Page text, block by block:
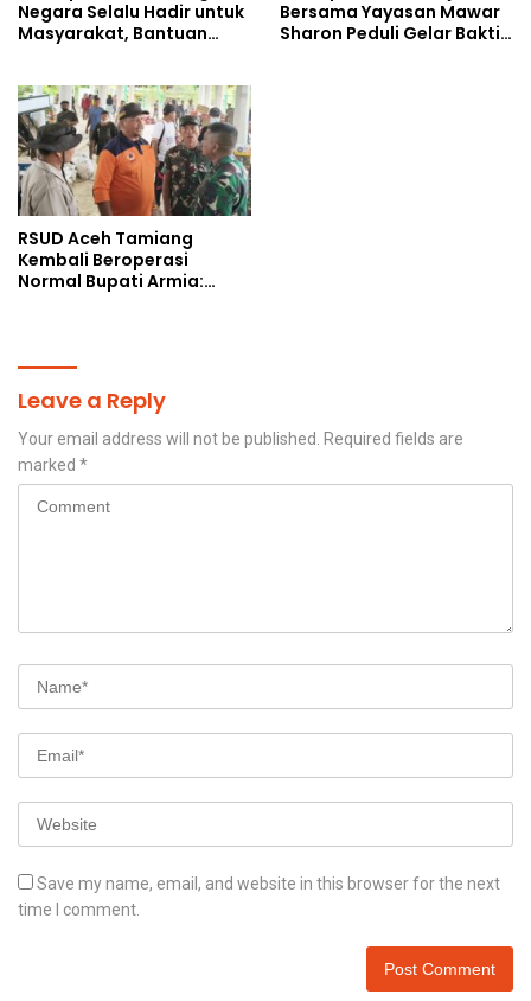
Negara Selalu Hadir untuk
Masyarakat, Bantuan
Bersama Yayasan Mawar
Sharon Peduli Gelar Bakti
RSUD Aceh Tamiang
Kembali Beroperasi
Normal Bupati Armia:
Leave a Reply
Your email address will not be published.
Required fields are
marked *
Save my name, email, and website in this browser for the next
time I comment.